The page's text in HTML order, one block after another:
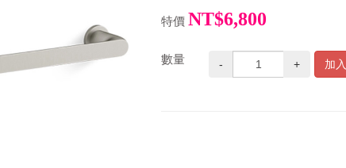
特價 NT$6,800
數量 - + 加